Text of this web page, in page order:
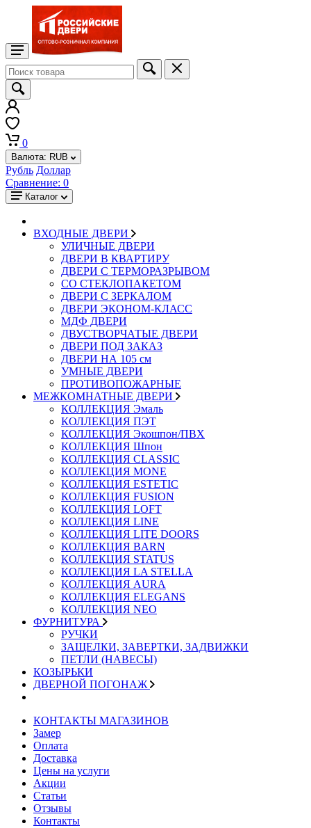
0
Валюта: RUB
Рубль Доллар
Сравнение: 0
Каталог
ВХОДНЫЕ ДВЕРИ
УЛИЧНЫЕ ДВЕРИ
ДВЕРИ В КВАРТИРУ
ДВЕРИ С ТЕРМОРАЗРЫВОМ
СО СТЕКЛОПАКЕТОМ
ДВЕРИ С ЗЕРКАЛОМ
ДВЕРИ ЭКОНОМ-КЛАСС
МДФ ДВЕРИ
ДВУСТВОРЧАТЫЕ ДВЕРИ
ДВЕРИ ПОД ЗАКАЗ
ДВЕРИ НА 105 см
УМНЫЕ ДВЕРИ
ПРОТИВОПОЖАРНЫЕ
МЕЖКОМНАТНЫЕ ДВЕРИ
КОЛЛЕКЦИЯ Эмаль
КОЛЛЕКЦИЯ ПЭТ
КОЛЛЕКЦИЯ Экошпон/ПВХ
КОЛЛЕКЦИЯ Шпон
КОЛЛЕКЦИЯ CLASSIC
КОЛЛЕКЦИЯ MONE
КОЛЛЕКЦИЯ ESTETIC
КОЛЛЕКЦИЯ FUSION
КОЛЛЕКЦИЯ LOFT
КОЛЛЕКЦИЯ LINE
КОЛЛЕКЦИЯ LITE DOORS
КОЛЛЕКЦИЯ BARN
КОЛЛЕКЦИЯ STATUS
КОЛЛЕКЦИЯ LA STELLA
КОЛЛЕКЦИЯ AURA
КОЛЛЕКЦИЯ ELEGANS
КОЛЛЕКЦИЯ NEO
ФУРНИТУРА
РУЧКИ
ЗАЩЕЛКИ, ЗАВЕРТКИ, ЗАДВИЖКИ
ПЕТЛИ (НАВЕСЫ)
КОЗЫРЬКИ
ДВЕРНОЙ ПОГОНАЖ
КОНТАКТЫ МАГАЗИНОВ
Замер
Оплата
Доставка
Цены на услуги
Акции
Статьи
Отзывы
Контакты